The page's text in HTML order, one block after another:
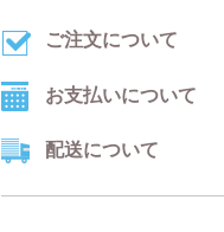
ご注文について
お支払いについて
配送について